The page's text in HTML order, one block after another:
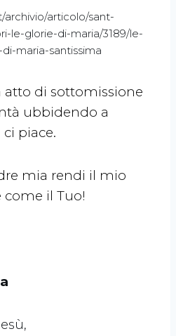
articolo/sant-
le-glorie-di-maria/3189/le-
maria-santissima
atto di sottomissione
ubbidendo a
piace.
mia rendi il mio
il Tuo!